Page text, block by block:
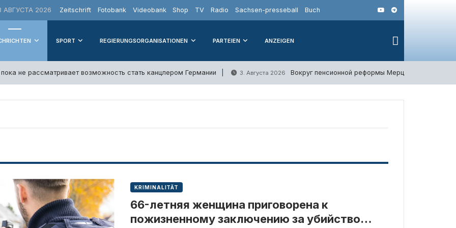
2026 Zeitschrift Fotobank Videobank Shop TV Radio Sachsen-presseball Buch
SPORT REGIERUNGSORGANISATIONEN PARTEIEN ANZEIGEN
не рассматривает возможность стать канцлером Германии 3. Августа 2026 Вокруг пенсионной реформы Мерца усиливается
KRIMINALITÄT
66-летняя женщина приговорена к
пожизненному заключению за убийство